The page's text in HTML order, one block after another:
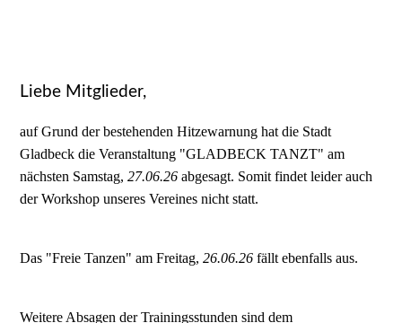
Liebe Mitglieder,
auf Grund der bestehenden Hitzewarnung hat die Stadt
Gladbeck die Veranstaltung "GLADBECK TANZT" am
nächsten Samstag,27.06.26abgesagt. Somit findet leider auch
der Workshop unseres Vereines nicht statt.
Das "Freie Tanzen" am Freitag, 26.06.26 fällt ebenfalls aus.
Weitere Absagen der Trainingsstunden sind dem